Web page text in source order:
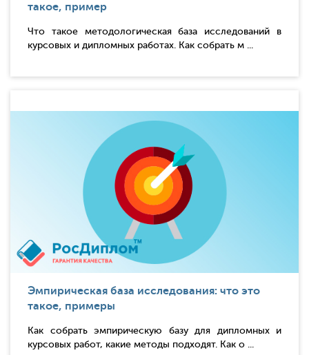
такое, пример
Что такое методологическая база исследований в
курсовых и дипломных работах. Как собрать м ...
Эмпирическая база исследования: что это
такое, примеры
Как собрать эмпирическую базу для дипломных и
курсовых работ, какие методы подходят. Как о ...